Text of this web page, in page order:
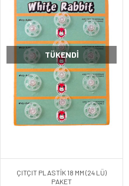
TÜKENDI
ÇITÇIT PLASTİK 18 MM (24 LÜ)
PAKET